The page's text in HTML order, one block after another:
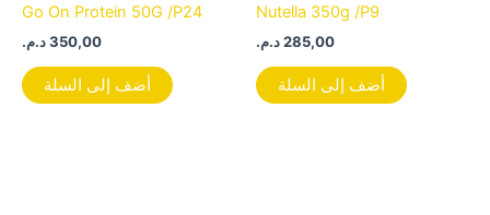
Go On Protein 50G /P24
350,00د.م.
أضف إلى السلة
Nutella 350g /P9
285,00د.م.
أضف إلى السلة